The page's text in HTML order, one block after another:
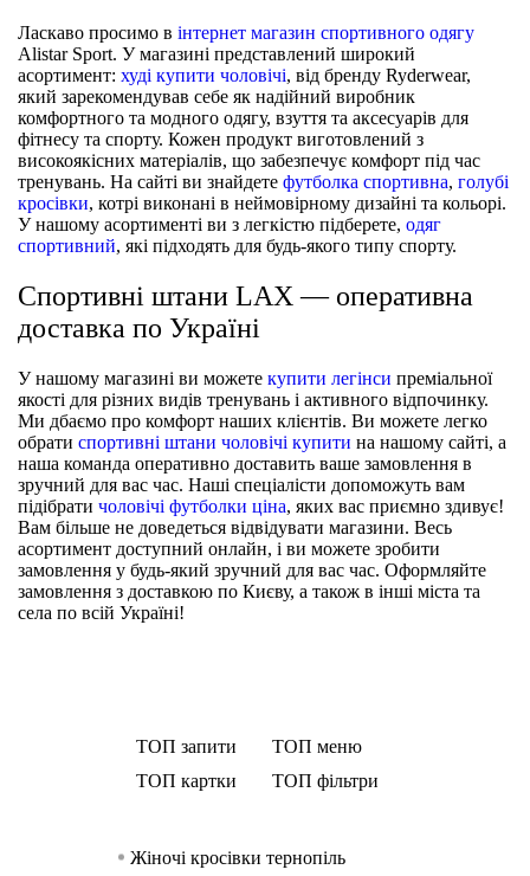
Ласкаво просимо в інтернет магазин спортивного одягу
Alistar Sport. У магазині представлений широкий
асортимент: худі купити чоловічі, від бренду Ryderwear,
який зарекомендував себе як надійний виробник
комфортного та модного одягу, взуття та аксесуарів для
фітнесу та спорту. Кожен продукт виготовлений з
високоякісних матеріалів, що забезпечує комфорт під час
тренувань. На сайті ви знайдете футболка спортивна, голубі
кросівки, котрі виконані в неймовірному дизайні та кольорі.
У нашому асортименті ви з легкістю підберете, одяг
спортивний, які підходять для будь-якого типу спорту.
Спортивні штани LAX — оперативна
доставка по Україні
У нашому магазині ви можете купити легінси преміальної
якості для різних видів тренувань і активного відпочинку.
Ми дбаємо про комфорт наших клієнтів. Ви можете легко
обрати спортивні штани чоловічі купити на нашому сайті, а
наша команда оперативно доставить ваше замовлення в
зручний для вас час. Наші спеціалісти допоможуть вам
підібрати чоловічі футболки ціна, яких вас приємно здивує!
Вам більше не доведеться відвідувати магазини. Весь
асортимент доступний онлайн, і ви можете зробити
замовлення у будь-який зручний для вас час. Оформляйте
замовлення з доставкою по Києву, а також в інші міста та
села по всій Україні!
ТОП запити
ТОП меню
ТОП картки
ТОП фільтри
Жіночі кросівки тернопіль